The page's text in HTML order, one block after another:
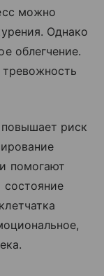
можно
Однако
облегчение.
риск
помогают
состояние